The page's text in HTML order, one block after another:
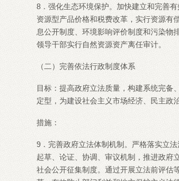
8．强化生态环境保护。加快建立和完善
资源型产品价格和税费改革，实行资源有
息公开制度、环境影响评价制度和污染物
领导干部实行自然资源资产离任审计。
（二）完善依法行政制度体系
目标：提高政府立法质量，构建系统完备
定型，为建设社会主义市场经济、民主政
措施：
9．完善政府立法体制机制。严格落实立
起草、论证、协调、审议机制，推进政府
社会公开征集制度。通过开展立法前评估